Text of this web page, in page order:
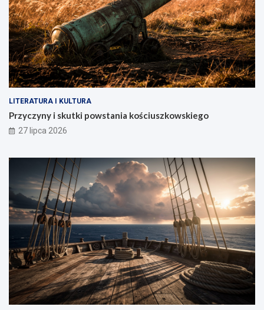
LITERATURA I KULTURA
Przyczyny i skutki powstania kościuszkowskiego
27 lipca 2026